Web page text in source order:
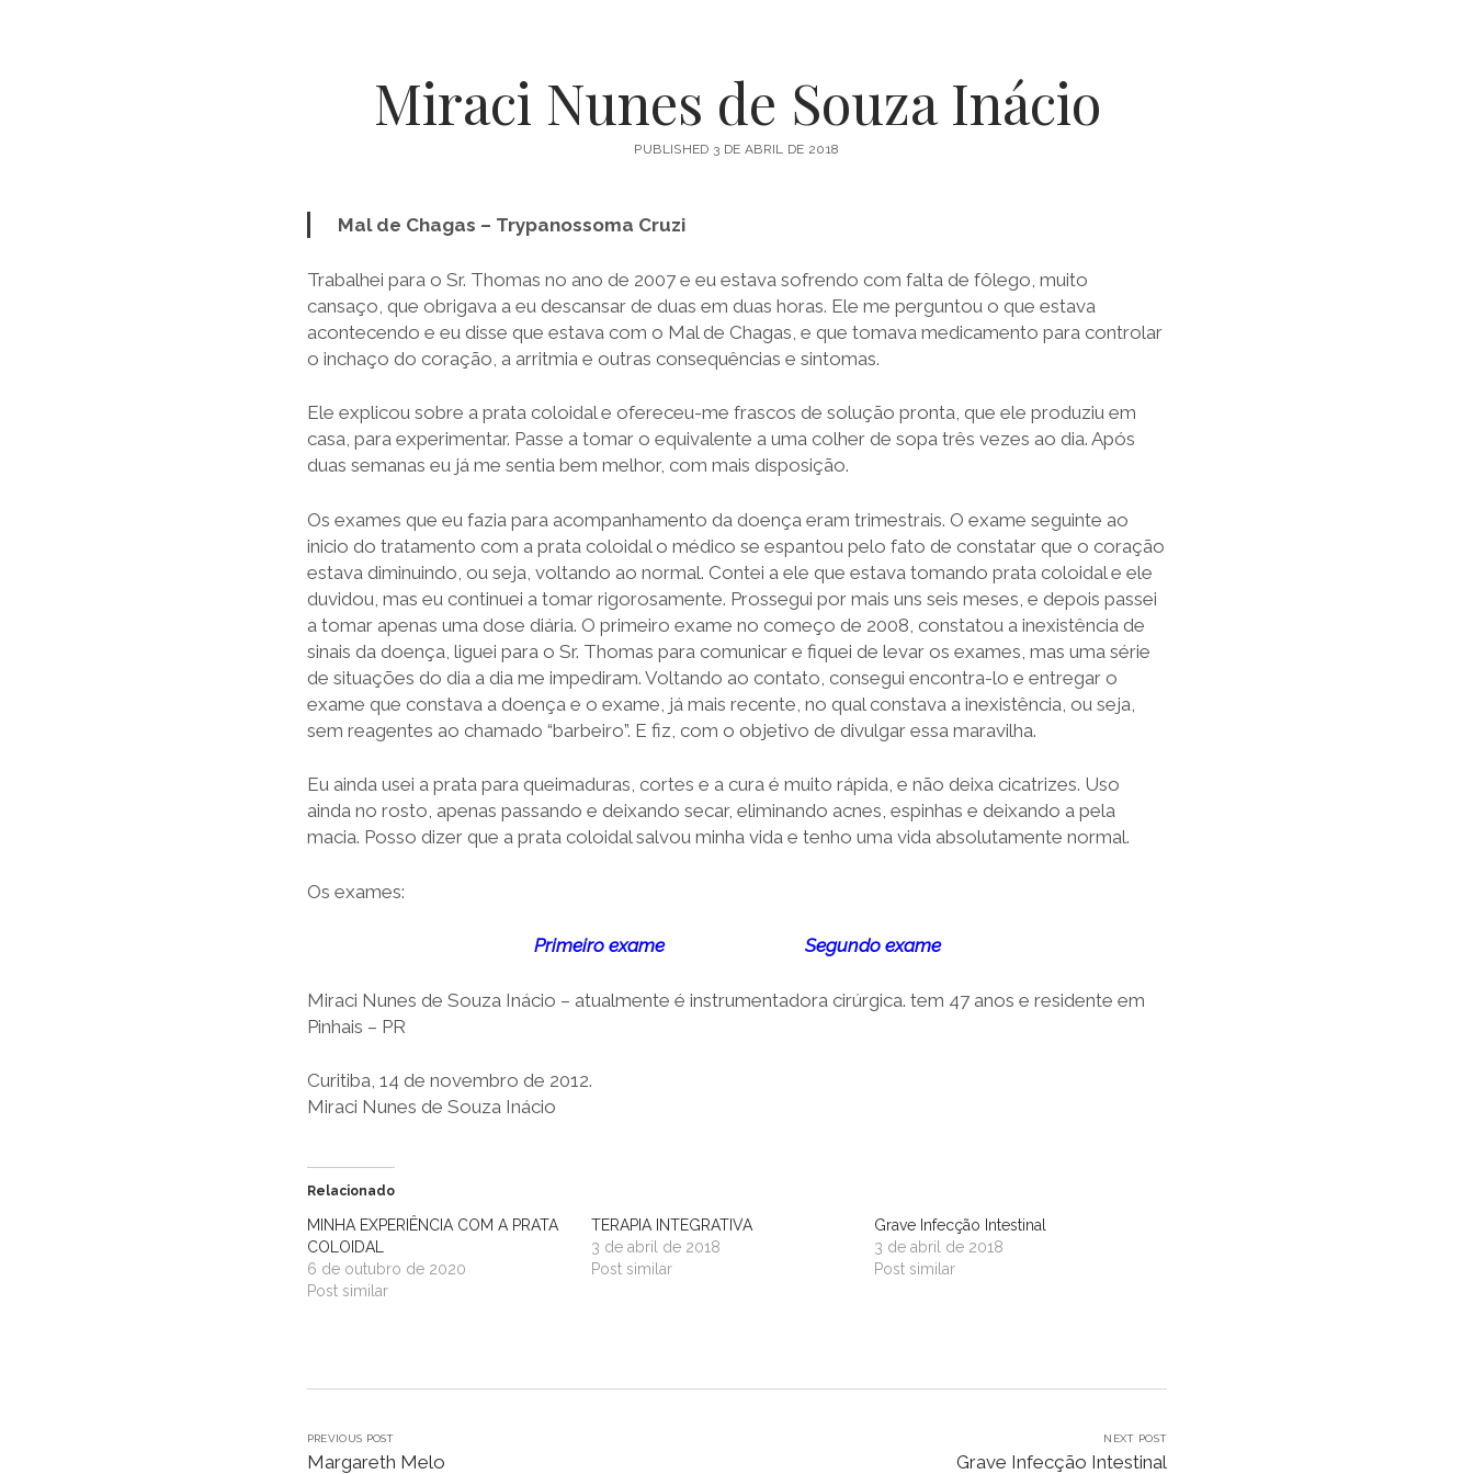
de
Prata
e
Ouro
Coloidal
Miraci Nunes de Souza Inácio
PUBLISHED 3 DE ABRIL DE 2018
Mal de Chagas – Trypanossoma Cruzi
Trabalhei para o Sr. Thomas no ano de 2007 e eu estava sofrendo com falta de fôlego, muito
cansaço, que obrigava a eu descansar de duas em duas horas. Ele me perguntou o que estava
acontecendo e eu disse que estava com o Mal de Chagas, e que tomava medicamento para controlar
o inchaço do coração, a arritmia e outras consequências e sintomas.
Ele explicou sobre a prata coloidal e ofereceu-me frascos de solução pronta, que ele produziu em
casa, para experimentar. Passe a tomar o equivalente a uma colher de sopa três vezes ao dia. Após
duas semanas eu já me sentia bem melhor, com mais disposição.
Os exames que eu fazia para acompanhamento da doença eram trimestrais. O exame seguinte ao
inicio do tratamento com a prata coloidal o médico se espantou pelo fato de constatar que o coração
estava diminuindo, ou seja, voltando ao normal. Contei a ele que estava tomando prata coloidal e ele
duvidou, mas eu continuei a tomar rigorosamente. Prossegui por mais uns seis meses, e depois passei
a tomar apenas uma dose diária. O primeiro exame no começo de 2008, constatou a inexistência de
sinais da doença, liguei para o Sr. Thomas para comunicar e fiquei de levar os exames, mas uma série
de situações do dia a dia me impediram. Voltando ao contato, consegui encontra-lo e entregar o
exame que constava a doença e o exame, já mais recente, no qual constava a inexistência, ou seja,
sem reagentes ao chamado “barbeiro”. E fiz, com o objetivo de divulgar essa maravilha.
Eu ainda usei a prata para queimaduras, cortes e a cura é muito rápida, e não deixa cicatrizes. Uso
ainda no rosto, apenas passando e deixando secar, eliminando acnes, espinhas e deixando a pela
macia. Posso dizer que a prata coloidal salvou minha vida e tenho uma vida absolutamente normal.
Os exames:
Primeiro exame Segundo exame
Miraci Nunes de Souza Inácio – atualmente é instrumentadora cirúrgica. tem 47 anos e residente em
Pinhais – PR
Curitiba, 14 de novembro de 2012.
Miraci Nunes de Souza Inácio
Relacionado
MINHA EXPERIÊNCIA COM A PRATA
COLOIDAL
6 de outubro de 2020
Post similar
TERAPIA INTEGRATIVA
3 de abril de 2018
Post similar
Grave Infecção Intestinal
3 de abril de 2018
Post similar
PREVIOUS POST
Margareth Melo
NEXT POST
Grave Infecção Intestinal